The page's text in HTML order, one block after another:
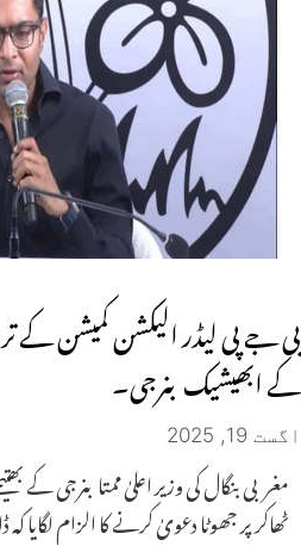
بی جے پی لیڈر الیکشن کمیشن کے
کے ابھیشیک بنرجی۔
اگست 19, 2025
مغربی بنگال کی وزیر اعلیٰ ممتا بنرجی کے
ٹھاکر پر جھوٹا دعویٰ کرنے کا الزام لگایا